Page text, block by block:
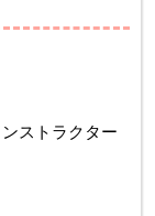
ストラクター